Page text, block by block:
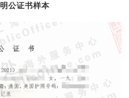
公证书样本